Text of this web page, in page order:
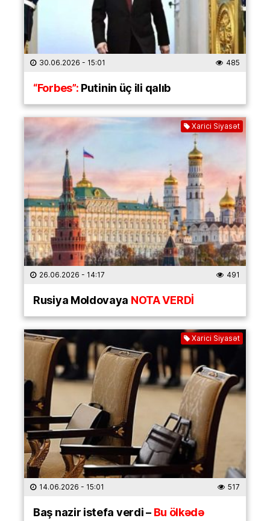
30.06.2026 - 15:01 485
“Forbes”:Putinin üç ili qalıb
Xarici Siyasət
26.06.2026 - 14:17 491
Rusiya Moldovaya NOTA VERDİ
Xarici Siyasət
14.06.2026 - 15:01 517
Baş nazir istefa verdi –Bu ölkədə